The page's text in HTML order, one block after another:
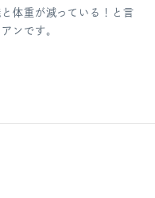
体重が減っている！と言
ンです。